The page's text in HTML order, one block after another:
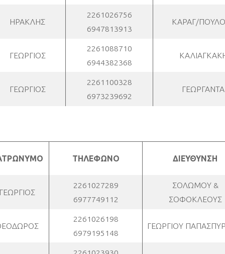
ΗΡΑΚΛΗΣ
2261026756
6947813913
ΚΑΡΑΓ/
ΓΕΩΡΓΙΟΣ
2261088710
6944382368
ΓΕΩΡΓΙΟΣ
2261100328
6973239692
ΤΗΛΕΦΩΝΟ ΔΙΕΥΘΥΝΣΗ
2261027289
6977749112
ΣΟΛΩΜΟΥ &
ΣΟΦΟΚΛΕΟΥΣ
2261026198
6979195148
ΓΕΩΡΓΙΟΥ